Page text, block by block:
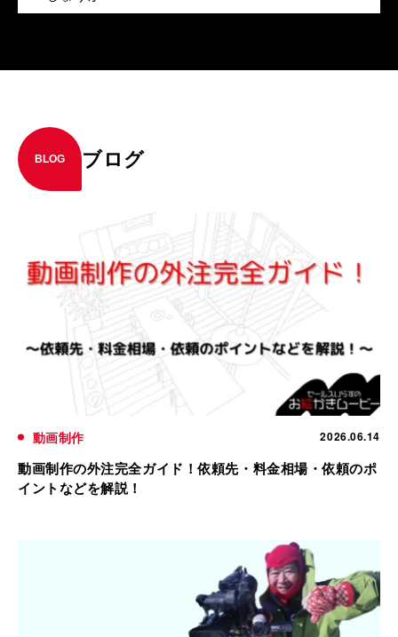
BLOG ブログ
動画制作 2026.06.14
動画制作の外注完全ガイド！依頼先・料金相場・依頼のポ
イントなどを解説！